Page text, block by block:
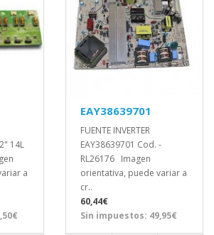
14L
a
EAY38639701
FUENTE INVERTER
EAY38639701 Cod. -
RL26176 Imagen
orientativa, puede variar a
cr..
60,44€
Sin impuestos: 49,95€